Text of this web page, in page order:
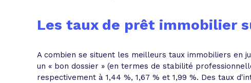
Les taux de prêt immobilier
A combien se situent les meilleurs taux immobiliers en
un « bon dossier » (en termes de stabilité
respectivement à 1,44 %, 1,67 % et 1,99 %. Des taux